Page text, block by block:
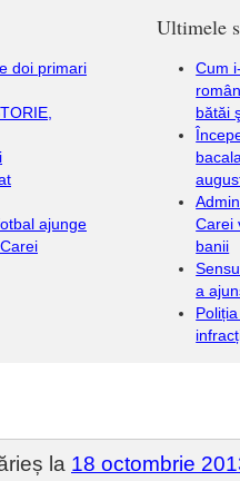
doi primari
ajunge
Ultimele
Cum
bătăi
Carei
banii
a
la 18 octombrie